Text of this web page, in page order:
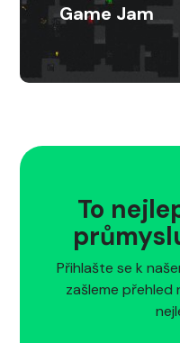
Game Jam
To
Přihlašte se k
zašleme přehled